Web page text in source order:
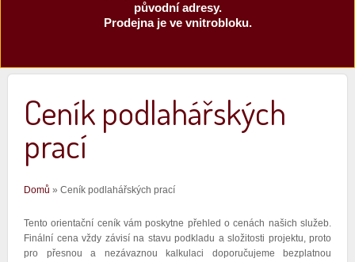
původní adresy.
Prodejna je ve vnitrobloku.
Ceník podlahářských
prací
Jste zde
Domů » Ceník podlahářských prací
Tento orientační ceník vám poskytne přehled o cenách našich služeb.
Finální cena vždy závisí na stavu podkladu a složitosti projektu, proto
pro přesnou a nezávaznou kalkulaci doporučujeme bezplatnou